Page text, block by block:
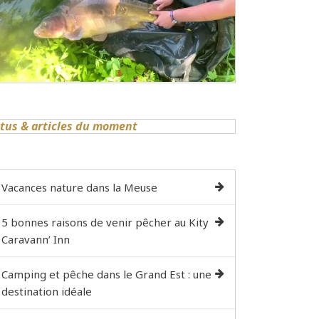
& articles du moment
Vacances nature dans la Meuse
5 bonnes raisons de venir pêcher au Kity
Caravann’ Inn
Camping et pêche dans le Grand Est : une
destination idéale